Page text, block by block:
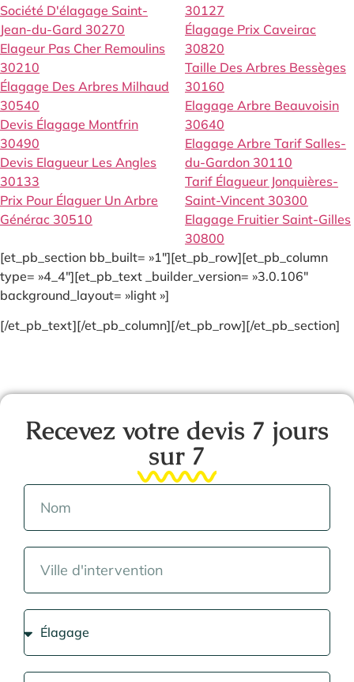
Société D'élagage Saint-
Jean-du-Gard 30270
Elageur Pas Cher Remoulins
30210
Élagage Des Arbres Milhaud
30540
Devis Élagage Montfrin
30490
Devis Elagueur Les Angles
30133
Prix Pour Élaguer Un Arbre
Générac 30510
30127
Élagage Prix Caveirac
30820
Taille Des Arbres Bessèges
30160
Elagage Arbre Beauvoisin
30640
Elagage Arbre Tarif Salles-
du-Gardon 30110
Tarif Élagueur Jonquières-
Saint-Vincent 30300
Elagage Fruitier Saint-Gilles
30800
[et_pb_section bb_built= »1″][et_pb_row][et_pb_column
type= »4_4″][et_pb_text _builder_version= »3.0.106″
background_layout= »light »]
[/et_pb_text][/et_pb_column][/et_pb_row][/et_pb_section]
Recevez votre devis 7 jours
sur 7